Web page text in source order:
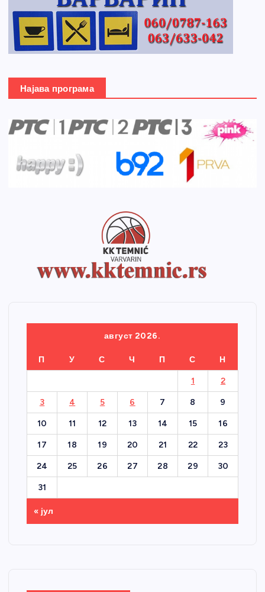
Најава програма
август 2026.
П У С Ч П С Н
1 2
3 4 5 6 7 8 9
10 11 12 13 14 15 16
17 18 19 20 21 22 23
24 25 26 27 28 29 30
31
« јул